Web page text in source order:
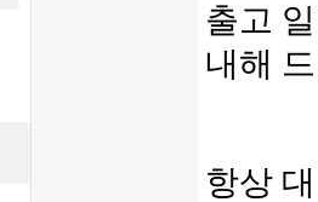
출고
내해
항상